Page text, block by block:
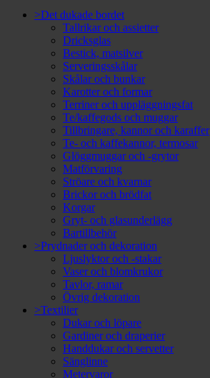
>Det dukade bordet
Tallrikar och assietter
Dricksglas
Bestick, matsilver
Serveringsskålar
Skålar och bunkar
Karotter och formar
Terriner och uppläggningsfat
Te/kaffegods och muggar
Tillbringare, kannor och karaffer
Te- och kaffekannor, termosar
Glöggmuggar och -grytor
Matförvaring
Ströare och kvarnar
Brickor och brödfat
Korgar
Gryt- och glasunderlägg
Bartillbehör
>Prydnader och dekoration
Ljuslyktor och -stakar
Vaser och blomkrukor
Tavlor, ramar
Övrig dekoration
>Textilier
Dukar och löpare
Gardiner och draperier
Handdukar och servetter
Sänglinne
Metervaror